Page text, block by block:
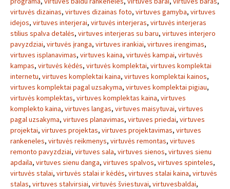
virtuvės dizainas, virtuves dizainas foto, virtuves gamyba, virtuves
idejos, virtuves interjerai, virtuvės interjeras, virtuvės interjeras
stilius spalva detalės, virtuves interjeras su baru, virtuves interjero
pavyzdziai, virtuvės įranga, virtuves irankiai, virtuves irengimas,
virtuves isplanavimas, virtuves kaina, virtuvės kampai, virtuvės
kampas, virtuvės kėdės, virtuvės komplektai, virtuves komplektai
internetu, virtuves komplektai kaina, virtuves komplektai kainos,
virtuves komplektai pagal uzsakyma, virtuves komplektai pigiau,
virtuvės komplektas, virtuves komplektas kaina, virtuves
komplekto kaina, virtuves langas, virtuves maisytuvai, virtuves
pagal uzsakyma, virtuves planavimas, virtuves priedai, virtuves
projektai, virtuves projektas, virtuves projektavimas, virtuves
rankeneles, virtuvės reikmenys, virtuvės remontas, virtuves
remonto pavyzdziai, virtuves sala, virtuves sienos, virtuves sienu
apdaila, virtuves sienu danga, virtuves spalvos, virtuves spinteles,
virtuvės stalai, virtuvės stalai ir kėdės, virtuves stalai kaina, virtuvės
stalas, virtuves stalvirsiai, virtuvės šviestuvai, virtuvesbaldai,